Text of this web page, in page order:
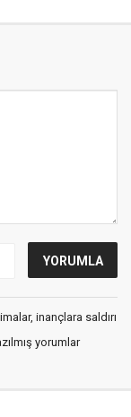
inançlara saldırı
yorumlar